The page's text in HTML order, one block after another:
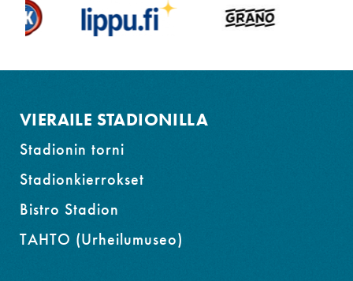
ja
siirry
alatunnisteeseen
VIERAILE STADIONILLA
Stadionin torni
Stadionkierrokset
Bistro Stadion
TAHTO (Urheilumuseo)